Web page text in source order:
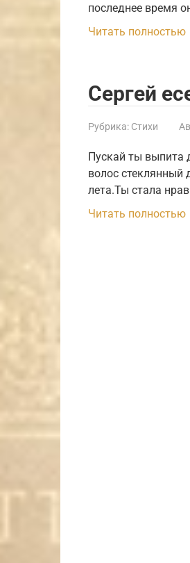
последнее время
Читать полностью
Сергей
Рубрика: Стихи
Пускай ты выпита
волос стеклянный
лета.Ты стала
Читать полностью